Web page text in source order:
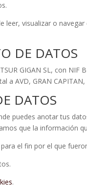
visualizar o
DE DATOS
GIGAN SL, con
a AVD, GRAN
DATOS
puedes anotar tus
que la información
el fin por el que
.